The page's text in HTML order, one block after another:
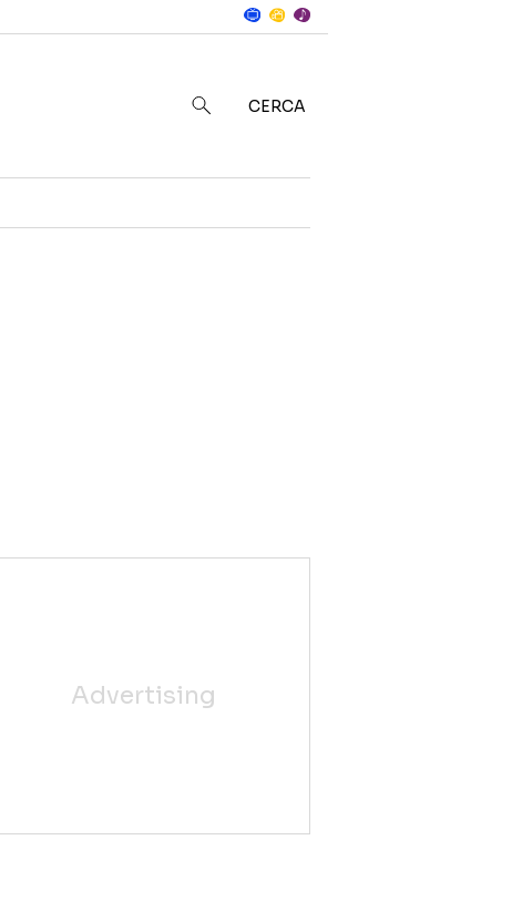
CERCA